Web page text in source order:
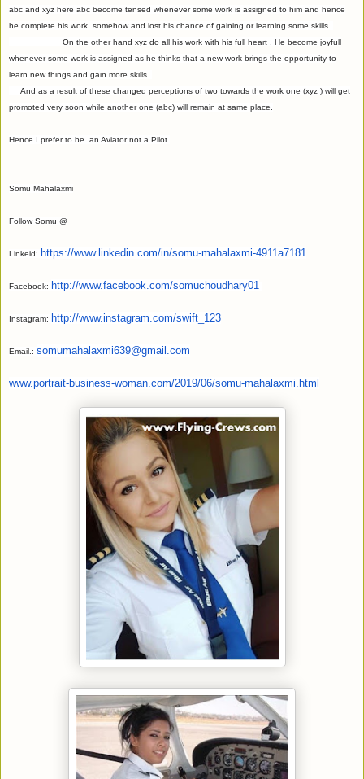
abc and xyz here abc become tensed whenever some work is assigned to him and hence
he complete his work somehow and lost his chance of gaining or learning some skills .
On the other hand xyz do all his work with his full heart . He become joyfull
whenever some work is assigned as he thinks that a new work brings the opportunity to
learn new things and gain more skills .
And as a result of these changed perceptions of two towards the work one (xyz ) will get
promoted very soon while another one (abc) will remain at same place.
Hence I prefer to be an Aviator not a Pilot.
Somu Mahalaxmi
Follow Somu @
Linkeid: https://www.linkedin. com/in/somu-mahalaxmi-4911a7181
Facebook: http://www.facebook. com/somuchoudhary01
Instagram: http://www.instagram.com/swift_123
Email.: somumahalaxmi639@gmail.com
www.portrait-business-woman. com/2019/06/somu-mahalaxmi. html